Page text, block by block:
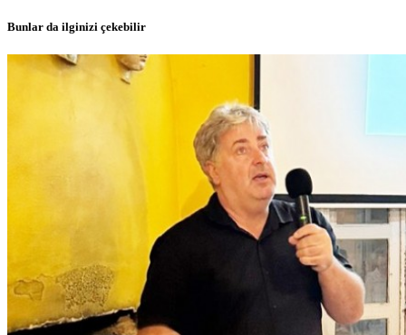
Bunlar da ilginizi çekebilir